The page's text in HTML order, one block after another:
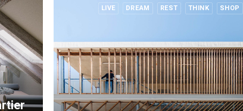
LIVE DREAM REST THINK SHOP